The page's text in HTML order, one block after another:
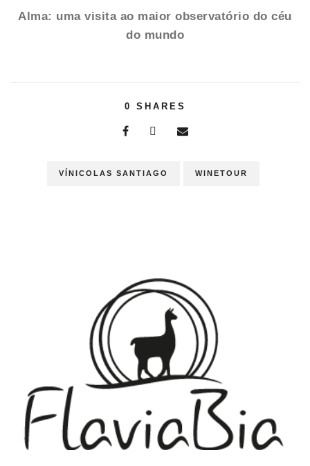
Alma: uma visita ao maior observatório do céu
do mundo
0 SHARES
VÍNICOLAS SANTIAGO WINETOUR